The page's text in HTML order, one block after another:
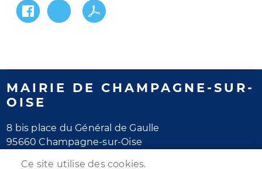
MAIRIE DE CHAMPAGNE-SUR-
OISE
8 bis place du Général de Gaulle
95660 Champagne-sur-Oise
Ce site utilise des cookies.